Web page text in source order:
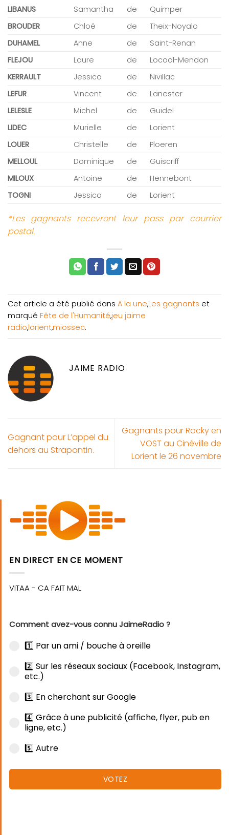
LIBANUS Samantha de
Quimper
BROUDER
Chloé de
Theix-Noyalo
DUHAMEL
Anne de
Saint-Renan
FLEJOU
Laure de
Locoal-Mendon
KERRAULT
Jessica de
Nivillac
LEFUR
Vincent de
Lanester
LELESLE
Michel de
Guidel
LIDEC
Murielle de
Lorient
LOUER
Christelle de
Ploeren
MELLOUL
Dominique de
Guiscriff
MILOUX
Antoine de
Hennebont
TOGNI
Jessica de Lorient
*Les gagnants recevront leur pass par courrier
postal.
Cet article a été publié dans A la une,Les gagnants et
marqué Fête de l'Humanité,jeu jaime
radio,lorient,miossec.
JAIME RADIO
Gagnant pour L’appel du
dehors au Strapontin.
Gagnants pour Rocky en
VOST au Cinéville de
Lorient le 26 novembre
EN DIRECT EN CE MOMENT
Comment avez-vous connu JaimeRadio ?
1️⃣ Par un ami / bouche à oreille
2️⃣ Sur les réseaux sociaux (Facebook, Instagram,
etc.)
3️⃣ En cherchant sur Google
4️⃣ Grâce à une publicité (affiche, flyer, pub en
ligne, etc.)
5️⃣ Autre
VOTEZ